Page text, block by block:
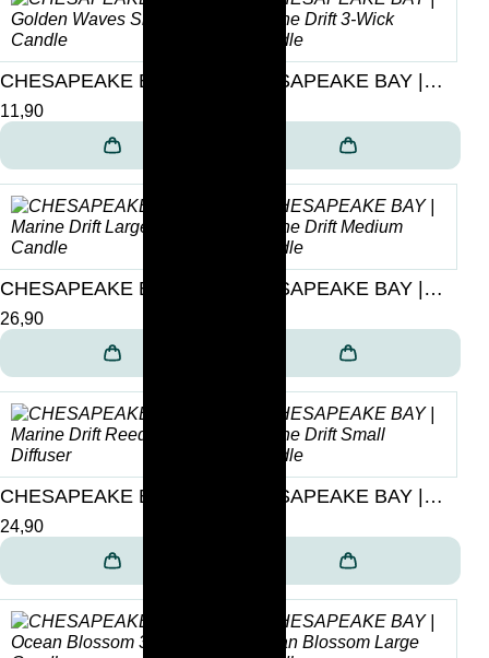
CHESAPEAKE BAY |
Golden Waves Small
Candle
11,90
CHESAPEAKE BAY |
CHESAPEAKE BAY |
Marine Drift Large
Candle
26,90
CHESAPEAKE BAY |
CHESAPEAKE BAY |
Marine Drift Reed
Diffuser
24,90
CHESAPEAKE BAY |